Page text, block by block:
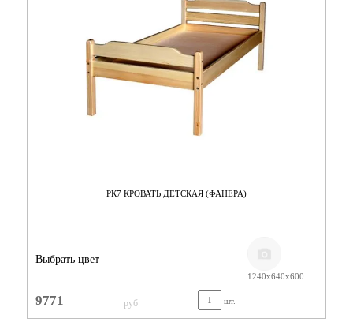
РК7 КРОВАТЬ ДЕТСКАЯ (ФАНЕРА)
Выбрать цвет
9771 руб шт.